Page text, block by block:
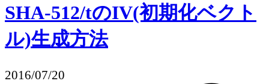
SHA-512/tのIV(初期化ベクト
ル)生成方法
2016/07/20